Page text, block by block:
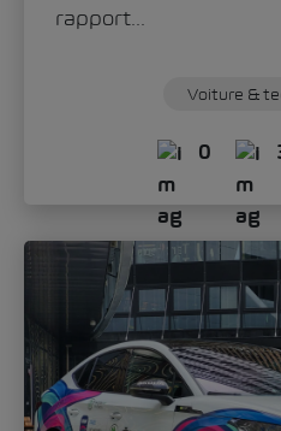
rapport...
Voiture &
0